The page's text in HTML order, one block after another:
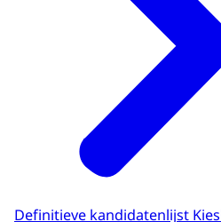
Definitieve kandidatenlijst